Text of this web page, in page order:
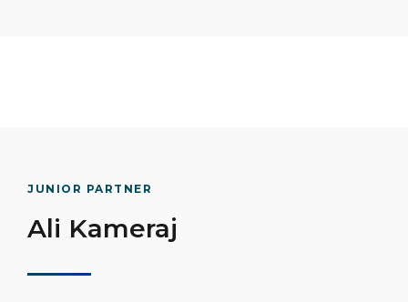
JUNIOR PARTNER
Ali Kameraj